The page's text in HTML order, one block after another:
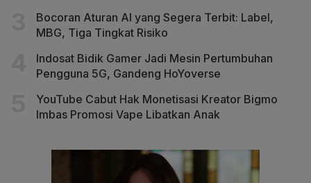
Bocoran Aturan AI yang Segera Terbit: Label,
MBG, Tiga Tingkat Risiko
Indosat Bidik Gamer Jadi Mesin Pertumbuhan
Pengguna 5G, Gandeng HoYoverse
YouTube Cabut Hak Monetisasi Kreator Bigmo
Imbas Promosi Vape Libatkan Anak